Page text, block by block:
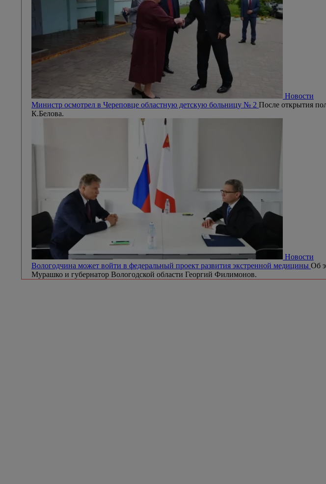
Новости
Министр осмотрел в Череповце областную детскую больницу № 2 После открытия
К.Белова.
Новости
Вологодчина может войти в федеральный проект развития экстренной медицины Об
Мурашко и губернатор Вологодской области Георгий Филимонов.